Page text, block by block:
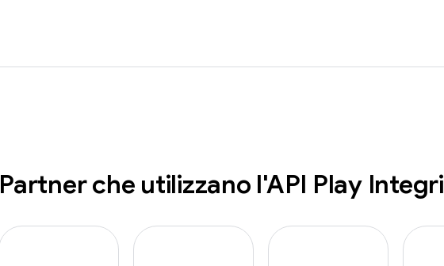
Partner che utilizzano l'API Play